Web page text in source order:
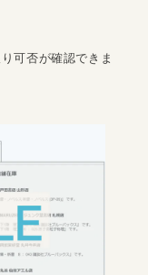
可否が確認できま